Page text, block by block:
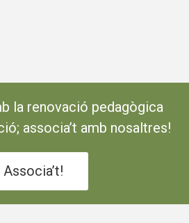
la renovació pedagògica
associa’t amb nosaltres!
Associa’t!